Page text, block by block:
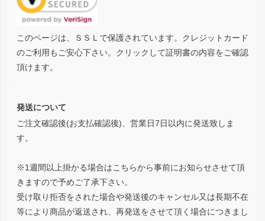
このページは、ＳＳＬで保護されています。クレジットカード
のご利用もご安心下さい。クリックして証明書の内容をご確認
頂けます。
発送について
ご注文確認後(お支払確認後)、営業日7日以内に発送致しま
す。
※1週間以上掛かる場合はこちらから事前にお知らせさせて頂
きますので予めご了承下さい。
受け取り拒否をされた場合や発送後のキャンセル又は長期不在
等により商品が返送され、再発送をさせて頂く場合につきまし